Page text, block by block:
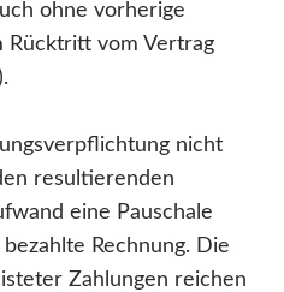
ohne vorherige
Rücktritt vom Vertrag
nicht
resultierenden
eine Pauschale
Rechnung. Die
Zahlungen reichen